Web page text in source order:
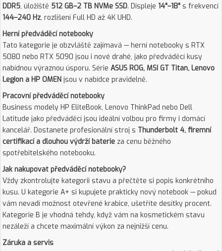
DDR5, úložiště 512 GB–2 TB NVMe SSD. Displeje 14"–18" s frekvencí
144–240 Hz, rozlišení Full HD až 4K UHD.
Herní předváděcí notebooky
Tato kategorie je obzvláště zajímavá — herní notebooky s RTX
5080 nebo RTX 5090 jsou i nové drahé, jako předváděcí kusy
nabídnou výraznou úsporu. Série ASUS ROG, MSI GT Titan, Lenovo
Legion a HP OMEN jsou v nabídce pravidelně.
Pracovní předváděcí notebooky
Business modely HP EliteBook, Lenovo ThinkPad nebo Dell
Latitude jako předváděcí jsou ideální volbou pro firmy i domácí
kancelář. Dostanete profesionální stroj s Thunderbolt 4, firemní
certifikací a dlouhou výdrží baterie za cenu běžného
spotřebitelského notebooku.
Jak nakupovat předváděcí notebooky?
Vždy zkontrolujte kategorii stavu a přečtěte si popis konkrétního
kusu. U kategorie A+ si kupujete prakticky nový notebook — pokud
vám nevadí možnost otevřené krabice, ušetříte desítky procent.
Kategorie B je vhodná tehdy, když vám na kosmetickém stavu
nezáleží a chcete maximální výkon za nejnižší cenu.
Záruka a servis